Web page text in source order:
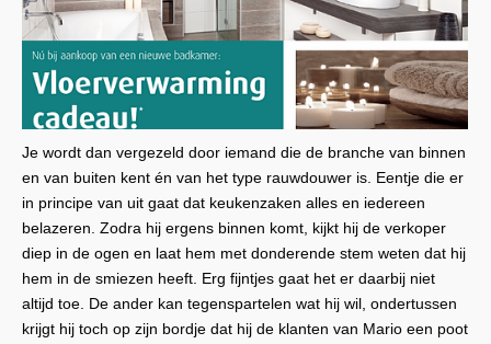
Je wordt dan vergezeld door iemand die de branche van binnen
en van buiten kent én van het type rauwdouwer is. Eentje die er
in principe van uit gaat dat keukenzaken alles en iedereen
belazeren. Zodra hij ergens binnen komt, kijkt hij de verkoper
diep in de ogen en laat hem met donderende stem weten dat hij
hem in de smiezen heeft. Erg fijntjes gaat het er daarbij niet
altijd toe. De ander kan tegenspartelen wat hij wil, ondertussen
krijgt hij toch op zijn bordje dat hij de klanten van Mario een poot